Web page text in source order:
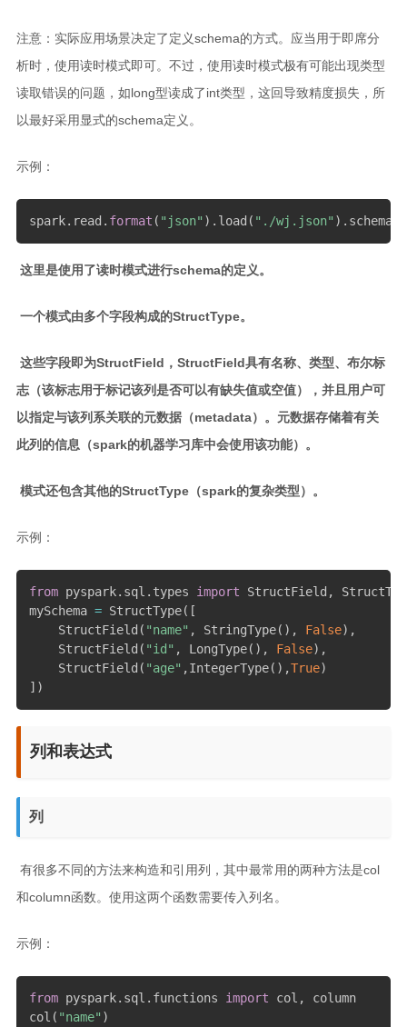
注意：实际应用场景决定了定义schema的方式。应当用于即席分
析时，使用读时模式即可。不过，使用读时模式极有可能出现类型
读取错误的问题，如long型读成了int类型，这回导致精度损失，所
以最好采用显式的schema定义。
示例：
spark. read . format ( "json" ) . load ( "./wj.json" ) . schema
​ 这里是使用了读时模式进行schema的定义。
​ 一个模式由多个字段构成的StructType。
​ 这些字段即为StructField，StructField具有名称、类型、布尔标
志（该标志用于标记该列是否可以有缺失值或空值），并且用户可
以指定与该列系关联的元数据（metadata）。元数据存储着有关
此列的信息（spark的机器学习库中会使用该功能）。
​ 模式还包含其他的StructType（spark的复杂类型）。
示例：
from pyspark. sql . types import StructField ,
mySchema = StructType( [
    StructField
( "name" , StringType( ) , False) ,
    StructField
( "id" , LongType( ) , False) ,
    StructField
( "age" ,IntegerType( ) ,True)
] )
列和表达式
列
​ 有很多不同的方法来构造和引用列，其中最常用的两种方法是col
和column函数。使用这两个函数需要传入列名。
示例：
from pyspark. sql . functions import col ,
column
col ( "name" )
文章
更多